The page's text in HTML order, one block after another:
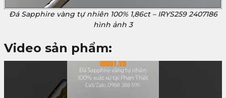
Đá Sapphire vàng tự nhiên 100% 1,86ct – IRYS259 2407186
hình ảnh 3
Video sản phẩm: